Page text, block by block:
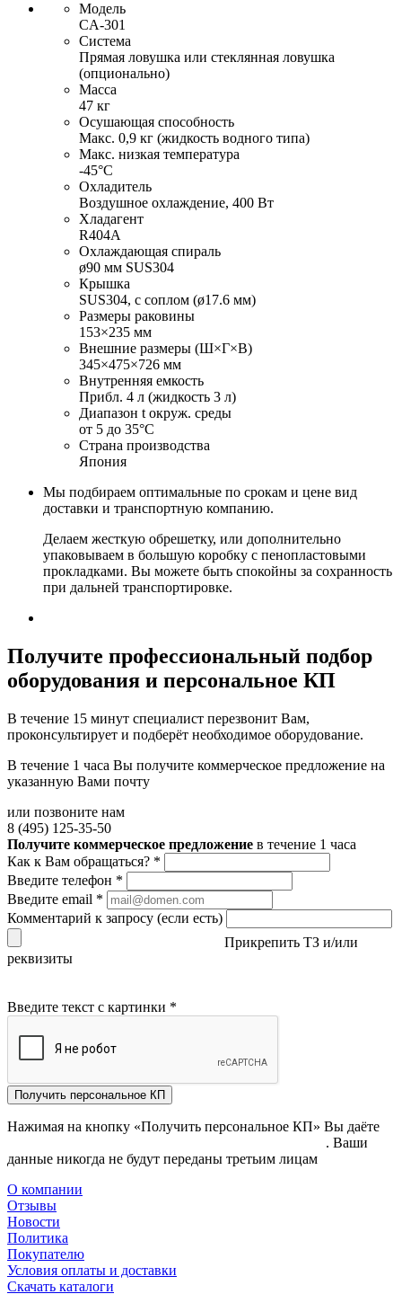
Модель
CA-301
Система
Прямая ловушка или стеклянная ловушка
(опционально)
Масса
47 кг
Осушающая способность
Макс. 0,9 кг (жидкость водного типа)
Макс. низкая температура
-45°С
Охладитель
Воздушное охлаждение, 400 Вт
Хладагент
R404A
Охлаждающая спираль
ø90 мм SUS304
Крышка
SUS304, с соплом (ø17.6 мм)
Размеры раковины
153×235 мм
Внешние размеры (Ш×Г×В)
345×475×726 мм
Внутренняя емкость
Прибл. 4 л (жидкость 3 л)
Диапазон t окруж. среды
от 5 до 35°С
Страна производства
Япония
Мы подбираем оптимальные по срокам и цене вид
доставки и транспортную компанию.
Делаем жесткую обрешетку, или дополнительно
упаковываем в большую коробку с пенопластовыми
прокладками. Вы можете быть спокойны за сохранность
при дальней транспортировке.
Получите профессиональный подбор
оборудования и персональное КП
В течение 15 минут специалист перезвонит Вам,
проконсультирует и подберёт необходимое оборудование.
В течение 1 часа Вы получите коммерческое предложение на
указанную Вами почту
или позвоните нам
8 (495) 125-35-50
Получите коммерческое предложение в течение 1 часа
Как к Вам обращаться? *
Введите телефон *
Введите email *
Комментарий к запросу (если есть)
Прикрепить ТЗ и/или
реквизиты
Введите текст с картинки *
Получить персональное КП
Нажимая на кнопку «Получить персональное КП» Вы даёте
. Ваши
данные никогда не будут переданы третьим лицам
О компании
Отзывы
Новости
Политика
Покупателю
Условия оплаты и доставки
Скачать каталоги